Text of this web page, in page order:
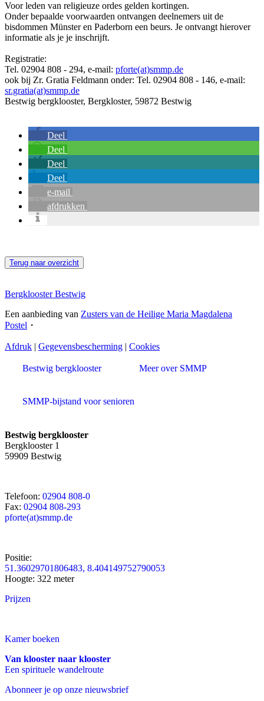
Voor leden van religieuze ordes gelden kortingen.
Onder bepaalde voorwaarden ontvangen deelnemers uit de
bisdommen Münster en Paderborn een beurs. Je ontvangt hierover
informatie als je je inschrijft.
Registratie:
Tel. 02904 808 - 294, e-mail: pforte(at)smmp.de
ook bij Zr. Gratia Feldmann onder: Tel. 02904 808 - 146, e-mail:
sr.gratia(at)smmp.de
Bestwig bergklooster, Bergkloster, 59872 Bestwig
Deel
Deel
Deel
Deel
e-mail
afdrukken
Terug naar overzicht
Bergklooster Bestwig
Een aanbieding van Zusters van de Heilige Maria Magdalena
Postel ・
Afdruk | Gegevensbescherming | Cookies
Bestwig bergklooster Meer over SMMP
SMMP-bijstand voor senioren
Bestwig bergklooster
Bergklooster 1
59909 Bestwig
Telefoon: 02904 808-0
Fax: 02904 808-293
pforte(at)smmp.de
Positie:
51.36029701806483, 8.404149752790053
Hoogte: 322 meter
Prijzen
Kamer boeken
Van klooster naar klooster
Een spirituele wandelroute
Abonneer je op onze nieuwsbrief